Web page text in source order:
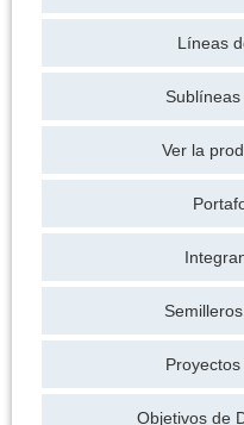
Líneas
Ver la
Objetivos de